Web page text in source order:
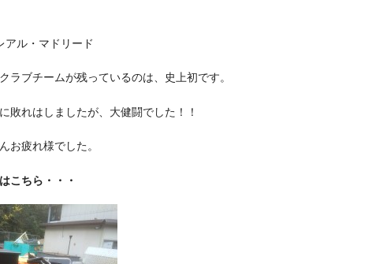
ル・マドリード
ラブチームが残っているのは、史上初です。
敗れはしましたが、大健闘でした！！
お疲れ様でした。
こちら・・・